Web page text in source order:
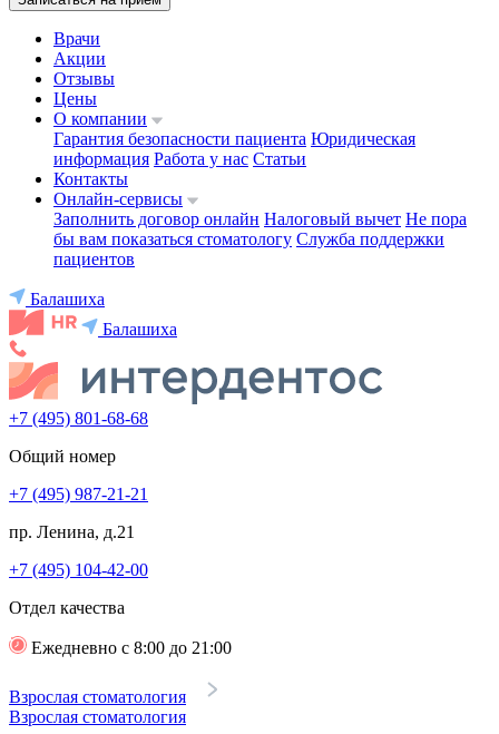
Врачи
Акции
Отзывы
Цены
О компании
Гарантия безопасности пациента Юридическая
информация Работа у нас Статьи
Контакты
Онлайн-сервисы
Заполнить договор онлайн Налоговый вычет Не пора
бы вам показаться стоматологу Служба поддержки
пациентов
Балашиха
Балашиха
+7 (495) 801-68-68
Общий номер
+7 (495) 987-21-21
пр. Ленина, д.21
+7 (495) 104-42-00
Отдел качества
Ежедневно с 8:00 до 21:00
Взрослая стоматология
Взрослая стоматология